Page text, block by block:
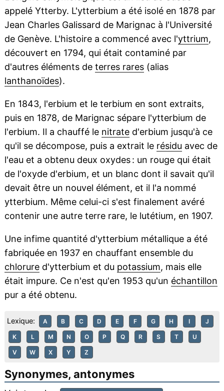
appelé Ytterby. L'ytterbium a été isolé en 1878 par
Jean Charles Galissard de Marignac à l'Université
de Genève. L'histoire a commencé avec l'yttrium,
découvert en 1794, qui était contaminé par
d'autres éléments de terres rares(alias
lanthanoïdes).
En 1843, l'erbium et le terbium en sont extraits,
puis en 1878, de Marignac sépare l'ytterbium de
l'erbium. Il a chauffé le nitrated'erbium jusqu'à ce
qu'il se décompose, puis a extrait le résidu avec de
l'eau et a obtenu deux oxydes : un rouge qui était
de l'oxyde d'erbium, et un blanc dont il savait qu'il
devait être un nouvel élément, et il l'a nommé
ytterbium. Même celui-ci s'est finalement avéré
contenir une autre terre rare, le lutétium, en 1907.
Une infime quantité d'ytterbium métallique a été
fabriquée en 1937 en chauffant ensemble du
chlorured'ytterbium et du potassium, mais elle
était impure. Ce n'est qu'en 1953 qu'un échantillon
pur a été obtenu.
Lexique: A B C D E F G H I J
K L M N O P Q R S T U
V W X Y Z
Synonymes, antonymes